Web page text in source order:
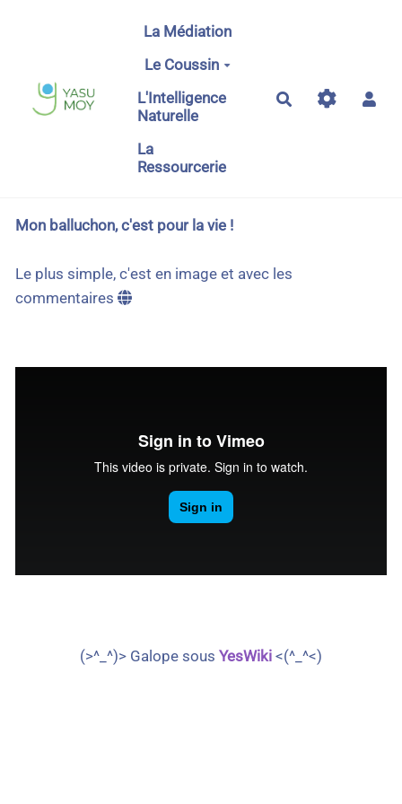
Aller au contenu principal
La Médiation
Le Coussin
L'Intelligence
Naturelle
La
Ressourcerie
Rechercher
Mon balluchon, c'est pour la vie !
Le plus simple, c'est en image et avec les
commentaires
(>^_^)> Galope sous YesWiki <(^_^<)